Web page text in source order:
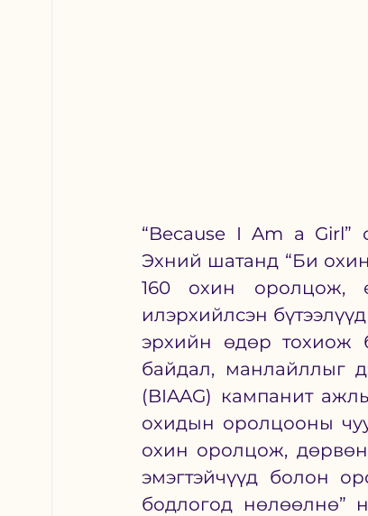
“Because I Am a
Эхний шатанд “Би
160 охин оролцож,
илэрхийлсэн
эрхийн өдөр тохиож
байдал, манлайллыг
(BIAAG) кампанит
охидын оролцооны
охин оролцож, дөрвөн
эмэгтэйчүүд болон
бодлогод нөлөөлнө”